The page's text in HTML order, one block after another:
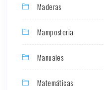
Maderas
Mamposteria
Manuales
Matemáticas